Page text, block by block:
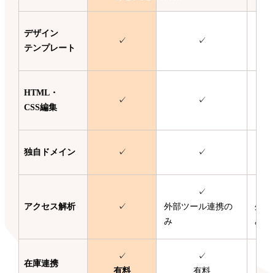
デザイン
テンプレート
✓ ✓
HTML・
CSS編集
✓ ✓
独自ドメイン ✓ ✓
アクセス解析 ✓
✓
外部ツール連携の
み
外部
み
在庫連携
✓
有料
✓
有料